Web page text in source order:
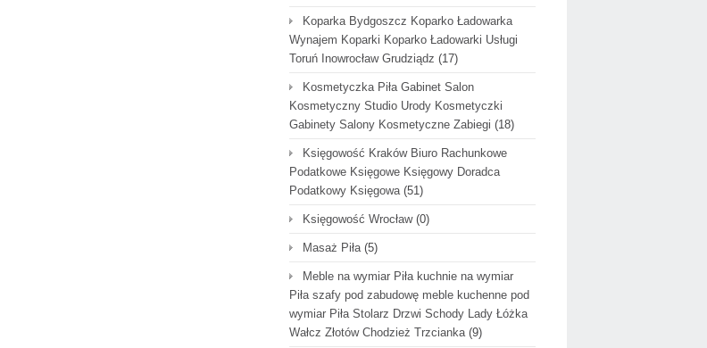
Koparka Bydgoszcz Koparko Ładowarka
Wynajem Koparki Koparko Ładowarki Usługi
Toruń Inowrocław Grudziądz (17)
Kosmetyczka Piła Gabinet Salon
Kosmetyczny Studio Urody Kosmetyczki
Gabinety Salony Kosmetyczne Zabiegi (18)
Księgowość Kraków Biuro Rachunkowe
Podatkowe Księgowe Księgowy Doradca
Podatkowy Księgowa(51)
Księgowość Wrocław(0)
Masaż Piła(5)
Meble na wymiar Piła kuchnie na wymiar
Piła szafy pod zabudowę meble kuchenne pod
wymiar Piła Stolarz Drzwi Schody Lady Łóżka
Wałcz Złotów Chodzież Trzcianka(9)